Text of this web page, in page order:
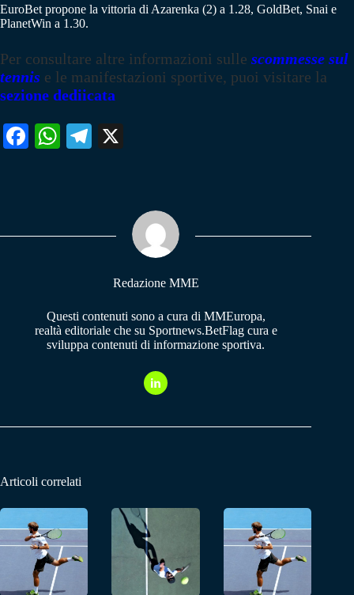
EuroBet propone la vittoria di Azarenka (2) a 1.28, GoldBet, Snai e
PlanetWin a 1.30.
Per consultare altre informazioni sulle scommesse sul
tennis e le manifestazioni sportive, puoi visitare la
sezione dediicata
Fa W
pp
Te
m
Redazione MME
Questi contenuti sono a cura di MMEuropa,
realtà editoriale che su Sportnews.BetFlag cura e
sviluppa contenuti di informazione sportiva.
Articoli correlati